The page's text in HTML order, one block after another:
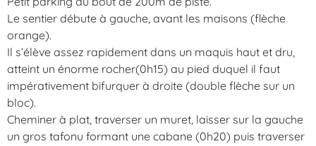
Le sentier débute à gauche, avant les maisons (flèche
orange).
Il s’élève assez rapidement dans un maquis haut et dru,
atteint un énorme rocher(0h15) au pied duquel il faut
impérativement bifurquer à droite (double flèche sur un
bloc).
Cheminer à plat, traverser un muret, laisser sur la gauche
un gros tafonu formant une cabane (0h20) puis traverser